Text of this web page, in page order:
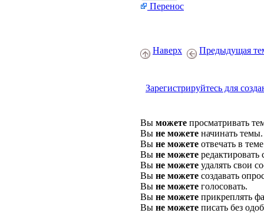
Перенос
Наверх Предыдущая
Зарегистрируйтесь для
Вы можете просматривать
Вы не можете начинать темы.
Вы не можете отвечать в
Вы не можете
Вы не можете удалять свои
Вы не можете создавать
Вы не можете голосовать.
Вы не можете прикреплять
Вы не можете писать без